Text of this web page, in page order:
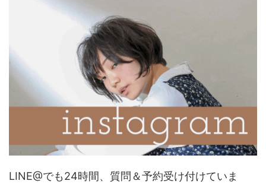
LINE@でも24時間、質問＆予約受け付けていま